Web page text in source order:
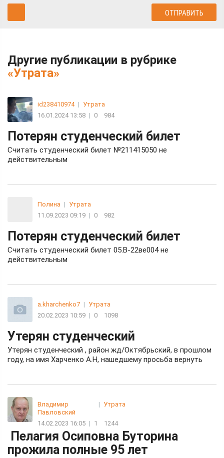
Другие публикации в рубрике
«Утрата»
id238410974 | Утрата
16.01.2024 13:58 | 0 984
Потерян студенческий билет
Считать студенческий билет №211415050 не
действительным
Полина | Утрата
11.09.2023 09:19 | 0 982
Потерян студенческий билет
Считать студенческий билет 05.В-22ве004 не
действительным
a.kharchenko7 | Утрата
20.02.2023 10:59 | 0 1098
Утерян студенческий
Утерян студенческий , район жд/Октябрьский, в прошлом
году, на имя Харченко А.Н, нашедшему просьба вернуть
Владимир
Павловский
| Утрата
14.02.2023 16:05 | 1 1244
Пелагия Осиповна Буторина
прожила полные 95 лет